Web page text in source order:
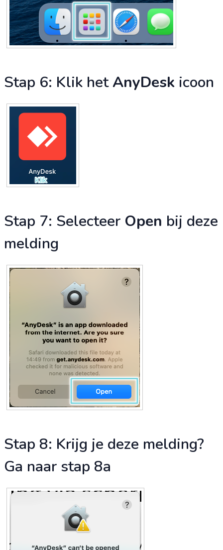
Stap 6: Klik hetAnyDesk icoon
Stap 7: Selecteer Open bij deze
melding
Stap 8: Krijg je deze melding?
Ga naar stap 8a